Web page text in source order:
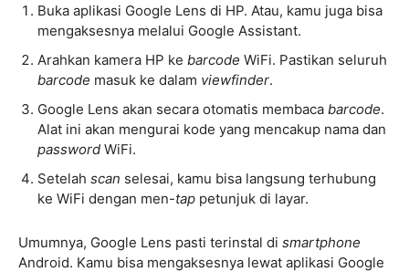
Buka aplikasi Google Lens di HP. Atau, kamu juga bisa
mengaksesnya melalui Google Assistant.
Arahkan kamera HP ke barcode WiFi. Pastikan seluruh
barcode masuk ke dalam viewfinder.
Google Lens akan secara otomatis membaca barcode.
Alat ini akan mengurai kode yang mencakup nama dan
password WiFi.
Setelah scan selesai, kamu bisa langsung terhubung
ke WiFi dengan men-tap petunjuk di layar.
Umumnya, Google Lens pasti terinstal di smartphone
Android. Kamu bisa mengaksesnya lewat aplikasi Google